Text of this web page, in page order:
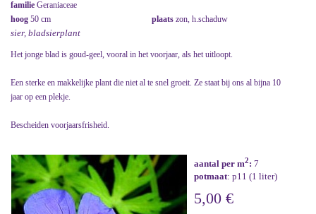
familie Geraniaceae
hoog 50 cm plaats zon, h.schaduw
sier, bladsierplant
Het jonge blad is goud-geel, vooral in het voorjaar, als het uitloopt.
Een sterke en makkelijke plant die niet al te snel groeit. Ze staat bij ons al bijna 10
jaar op een plekje.
Bescheiden voorjaarsfrisheid.
aantal per m2: 7
potmaat: p11 (1 liter)
5,00 €